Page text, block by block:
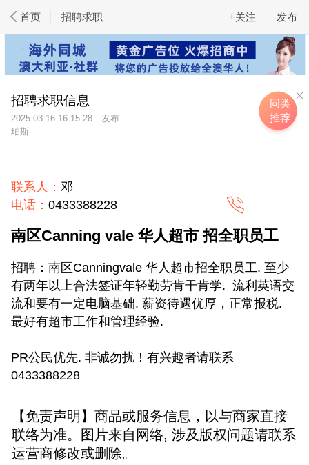
首页 招聘求职 发布
+关注
招聘求职信息
2025-03-16 16:15:28
珀斯
联系人： 邓
电话： 0433388228
南区Canning vale 华人超市 招全职员工
招聘：南区Canningvale 华人超市招全职员工. 至少
有两年以上合法签证年轻勤劳肯干肯学. 流利英语交
流和要有一定电脑基础. 薪资待遇优厚，正常报税.
最好有超市工作和管理经验.
PR公民优先. 非诚勿扰！有兴趣者请联系
0433388228
【免责声明】商品或服务信息，以与商家直接
联络为准。图片来自网络, 涉及版权问题请联系
运营商修改或删除。
同类
推荐